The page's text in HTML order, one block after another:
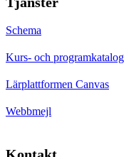
Schema
Kurs- och
Lärplattformen Canvas
Webbmejl